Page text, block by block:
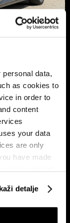
personal data,
as cookies to
in order to
content
your data
are only
have made
detalje
proizvode.
- ni luksuzni biznisi